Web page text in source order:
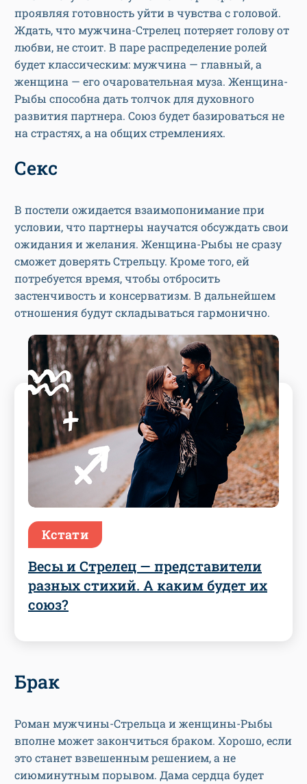
проявляя готовность уйти в чувства с головой.
Ждать, что мужчина-Стрелец потеряет голову от
любви, не стоит. В паре распределение ролей
будет классическим: мужчина — главный, а
женщина — его очаровательная муза. Женщина-
Рыбы способна дать толчок для духовного
развития партнера. Союз будет базироваться не
на страстях, а на общих стремлениях.
Секс
В постели ожидается взаимопонимание при
условии, что партнеры научатся обсуждать свои
ожидания и желания. Женщина-Рыбы не сразу
сможет доверять Стрельцу. Кроме того, ей
потребуется время, чтобы отбросить
застенчивость и консерватизм. В дальнейшем
отношения будут складываться гармонично.
Кстати
Весы и Стрелец — представители
разных стихий. А каким будет их
союз?
Брак
Роман мужчины-Стрельца и женщины-Рыбы
вполне может закончиться браком. Хорошо, если
это станет взвешенным решением, а не
сиюминутным порывом. Дама сердца будет